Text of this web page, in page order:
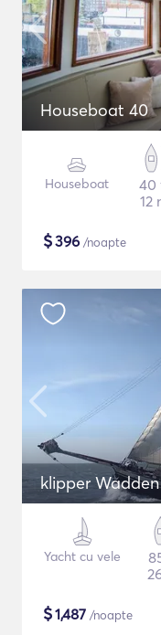
Houseboat 40
Houseboat
40
12
$396 /noapte
klipper
Yacht cu vele
$1,487 /noapte